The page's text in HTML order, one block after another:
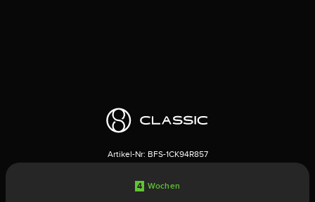
Artikel-Nr: BFS-1CK94R857
4 Wochen